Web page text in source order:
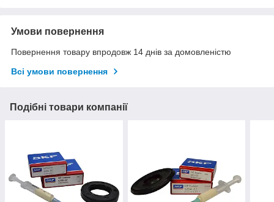
Умови повернення
Повернення товару впродовж 14 днів за домовленістю
Всі умови повернення
Подібні товари компанії